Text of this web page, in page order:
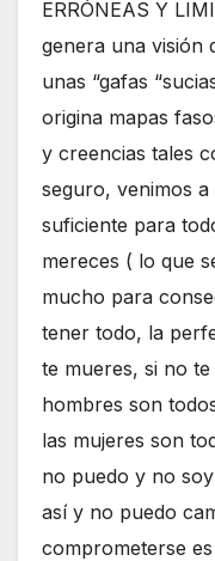
ERRÓNEAS Y
genera una visión
unas “gafas
origina mapas
y creencias tales
seguro, venimos
suficiente para
mereces ( lo que
mucho para
tener todo, la
te mueres, si no
hombres son
las mujeres son
no puedo y no
así y no puedo
comprometerse